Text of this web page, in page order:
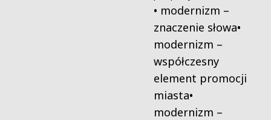
• modernizm –
znaczenie słowa•
modernizm –
współczesny
element promocji
miasta•
modernizm –